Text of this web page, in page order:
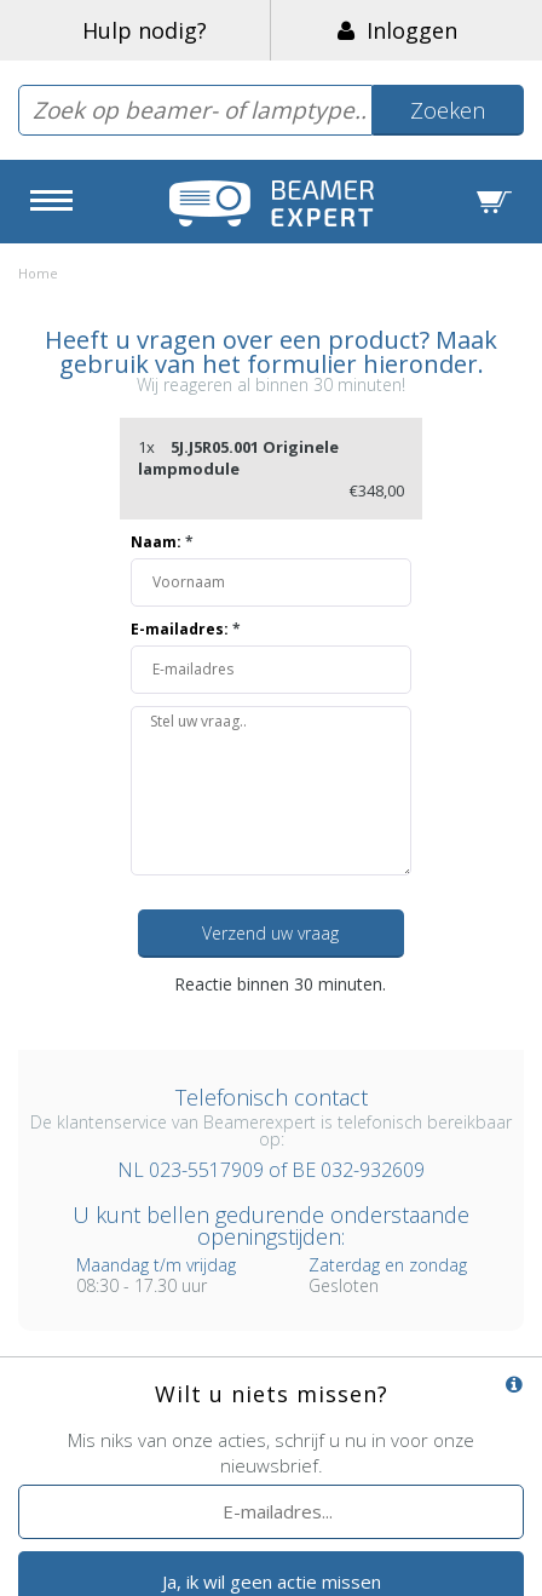
Hulp nodig? Inloggen
Zoeken
Home
Heeft u vragen over een product? Maak
gebruik van het formulier hieronder.
Wij reageren al binnen 30 minuten!
1x
5J.J5R05.001 Originele
lampmodule
€348,00
Naam: *
E-mailadres: *
Verzend uw vraag
Reactie binnen 30 minuten.
Telefonisch contact
De klantenservice van Beamerexpert is telefonisch bereikbaar
op:
NL 023-5517909 of BE 032-932609
U kunt bellen gedurende onderstaande
openingstijden:
Maandag t/m vrijdag
08:30 - 17.30 uur
Zaterdag en zondag
Gesloten
Wilt u niets missen?
Mis niks van onze acties, schrijf u nu in voor onze
nieuwsbrief.
Ja, ik wil geen actie missen